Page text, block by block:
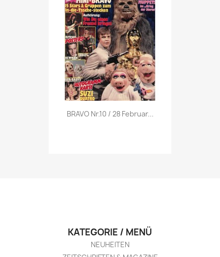
Vorschau
BRAVO Nr.10 / 28 Februar...
KATEGORIE / MENÜ
NEUHEITEN